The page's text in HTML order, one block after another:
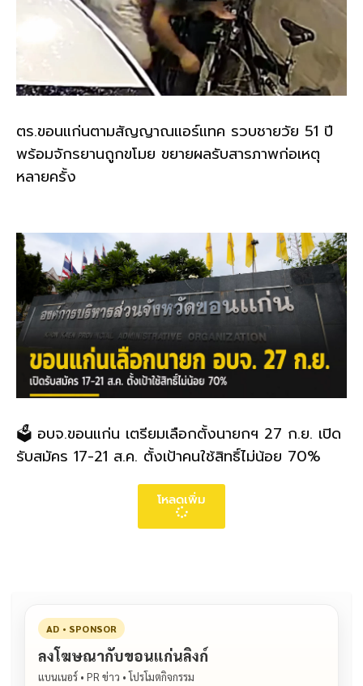
ตร.ขอนแก่นตามสัญญาณแอร์แทค รวบชายวัย 51 ปี
พร้อมจักรยานถูกขโมย ขยายผลรับสารภาพก่อเหตุ
หลายครั้ง
🗳️ อบจ.ขอนแก่น เตรียมเลือกตั้งนายกฯ 27 ก.ย. เปิด
รับสมัคร 17-21 ส.ค. ตั้งเป้าคนใช้สิทธิ์ไม่น้อย 70%
โหลดเพิ่ม
AD • SPONSOR
ลงโฆษณากับขอนแก่นลิงก์
แบนเนอร์ • PR ข่าว • โปรโมตกิจกรรม